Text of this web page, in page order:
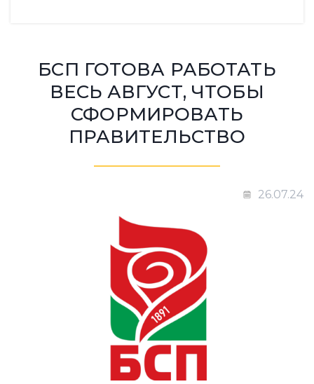
БСП ГОТОВА РАБОТАТЬ
ВЕСЬ АВГУСТ, ЧТОБЫ
СФОРМИРОВАТЬ
ПРАВИТЕЛЬСТВО
26.07.24